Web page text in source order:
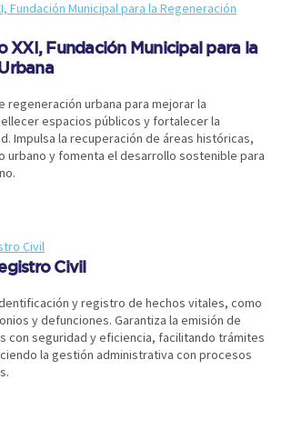
XXI, Fundación Municipal para la
regeneración urbana para mejorar la
espacios públicos y fortalecer la
Impulsa la recuperación de áreas históricas,
urbano y fomenta el desarrollo sostenible para
Civil
y registro de hechos vitales, como
y defunciones. Garantiza la emisión de
con seguridad y eficiencia, facilitando trámites
la gestión administrativa con procesos